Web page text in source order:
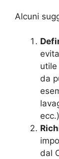
Alcuni
da
dal